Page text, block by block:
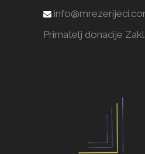
Primatelj donacije